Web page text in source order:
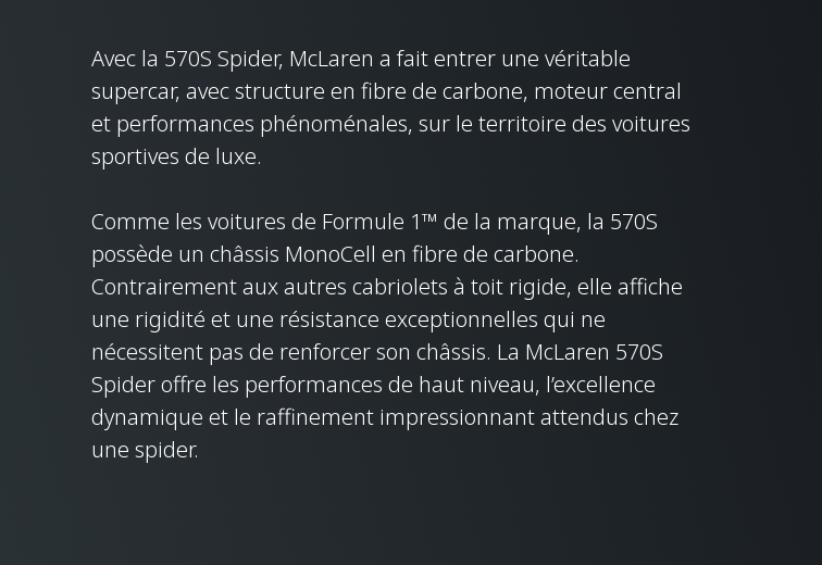
Avec la 570S Spider, McLaren a fait entrer une véritable
supercar, avec structure en fibre de carbone, moteur central
et performances phénoménales, sur le territoire des voitures
sportives de luxe.
Comme les voitures de Formule 1™ de la marque, la 570S
possède un châssis MonoCell en fibre de carbone.
Contrairement aux autres cabriolets à toit rigide, elle affiche
une rigidité et une résistance exceptionnelles qui ne
nécessitent pas de renforcer son châssis. La McLaren 570S
Spider offre les performances de haut niveau, l’excellence
dynamique et le raffinement impressionnant attendus chez
une spider.